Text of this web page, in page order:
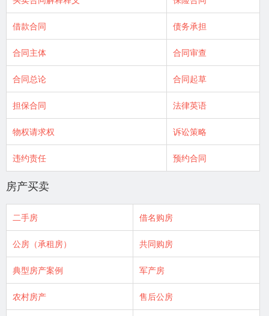
借款合同 债务承担
合同主体 合同审查
合同总论 合同起草
担保合同 法律英语
物权请求权 诉讼策略
违约责任 预约合同
房产买卖
二手房 借名购房
公房（承租房） 共同购房
典型房产案例 军产房
农村房产 售后公房